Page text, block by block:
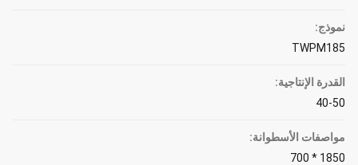
نموذج:
TWPM185
القدرة الإنتاجية:
40-50
مواصفات الأسطوانة:
1850 * 700